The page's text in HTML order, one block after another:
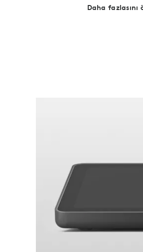
Daha fazlasını